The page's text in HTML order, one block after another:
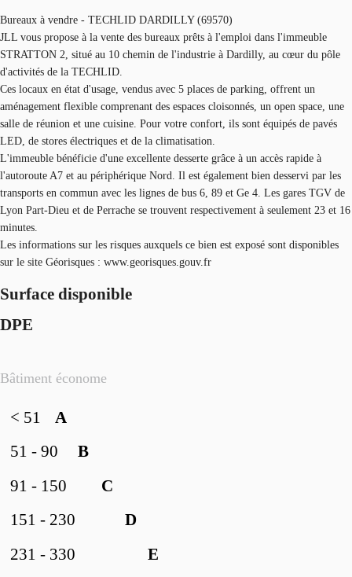
Bureaux à vendre - TECHLID DARDILLY (69570)
JLL vous propose à la vente des bureaux prêts à l'emploi dans l'immeuble
STRATTON 2, situé au 10 chemin de l'industrie à Dardilly, au cœur du pôle
d'activités de la TECHLID.
Ces locaux en état d'usage, vendus avec 5 places de parking, offrent un
aménagement flexible comprenant des espaces cloisonnés, un open space, une
salle de réunion et une cuisine. Pour votre confort, ils sont équipés de pavés
LED, de stores électriques et de la climatisation.
L'immeuble bénéficie d'une excellente desserte grâce à un accès rapide à
l'autoroute A7 et au périphérique Nord. Il est également bien desservi par les
transports en commun avec les lignes de bus 6, 89 et Ge 4. Les gares TGV de
Lyon Part-Dieu et de Perrache se trouvent respectivement à seulement 23 et 16
minutes.
Les informations sur les risques auxquels ce bien est exposé sont disponibles
sur le site Géorisques : www.georisques.gouv.fr
Surface disponible
DPE
Bâtiment économe
A
< 51
B
51 - 90
C
91 - 150
D
151 - 230
E
231 - 330